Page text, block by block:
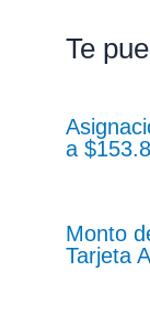
Te
a
Monto
Tarjeta